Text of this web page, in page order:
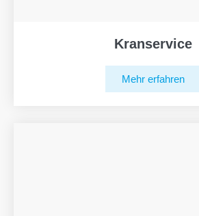
Kranservice
Mehr erfahren